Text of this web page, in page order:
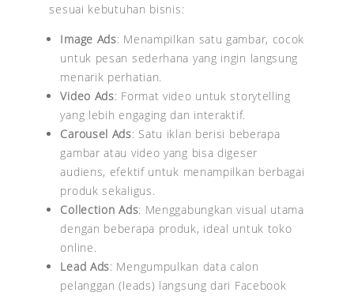
sesuai kebutuhan bisnis:
Image Ads: Menampilkan satu gambar, cocok
untuk pesan sederhana yang ingin langsung
menarik perhatian.
Video Ads: Format video untuk storytelling
yang lebih engaging dan interaktif.
Carousel Ads: Satu iklan berisi beberapa
gambar atau video yang bisa digeser
audiens, efektif untuk menampilkan berbagai
produk sekaligus.
Collection Ads: Menggabungkan visual utama
dengan beberapa produk, ideal untuk toko
online.
Lead Ads: Mengumpulkan data calon
pelanggan (leads) langsung dari Facebook